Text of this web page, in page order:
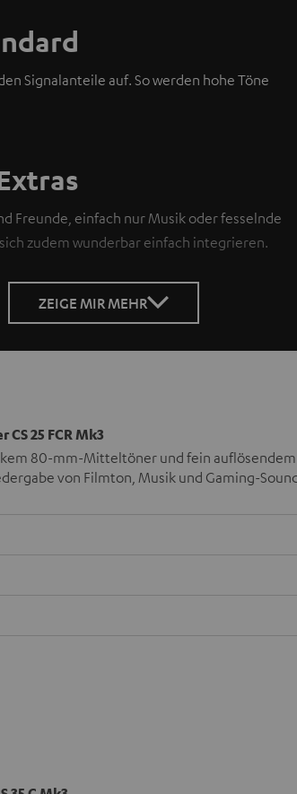
Signalanteile auf. So werden hohe Töne
Freunde, einfach nur Musik oder fesselnde
zudem wunderbar einfach integrieren.
ZEIGE MIR MEHR
25 FCR Mk3
80-mm-Mitteltöner und fein
von Filmton, Musik und Gaming-